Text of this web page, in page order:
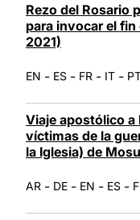
Rezo del Rosario
para invocar el fin
2021)
EN - ES - FR - IT -
Viaje apostólico a
víctimas de la
la Iglesia) de
AR - DE - EN - ES -